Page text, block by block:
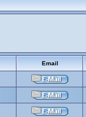
Email